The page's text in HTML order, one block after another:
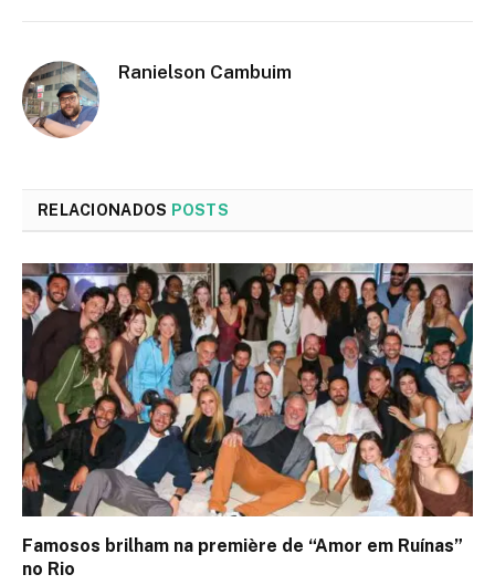
Ranielson Cambuim
RELACIONADOS POSTS
Famosos brilham na première de “Amor em Ruínas”
no Rio